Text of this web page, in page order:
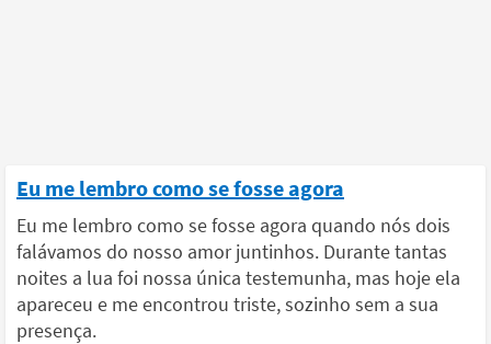
Eu me lembro como se fosse agora
Eu me lembro como se fosse agora quando nós dois
falávamos do nosso amor juntinhos. Durante tantas
noites a lua foi nossa única testemunha, mas hoje ela
apareceu e me encontrou triste, sozinho sem a sua
presença.